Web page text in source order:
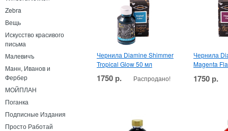
Zebra
Вещь
Искусство красивого
письма
Малевичъ
Манн, Иванов и
Фербер
МОЙПЛАН
Поганка
Подписные Издания
Просто Работай
Чернила Diamine Shimmer
Tropical Glow 50 мл
1750 р. Распродано!
Чернила
Magenta
1750 р.